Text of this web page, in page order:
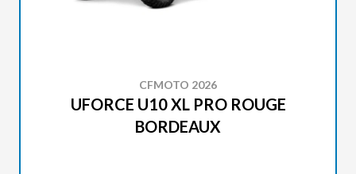
CFMOTO 2026
UFORCE U10 XL PRO ROUGE
BORDEAUX